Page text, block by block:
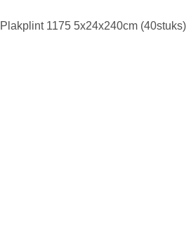
Plakplint 1175 5x24x240cm (40stuks)